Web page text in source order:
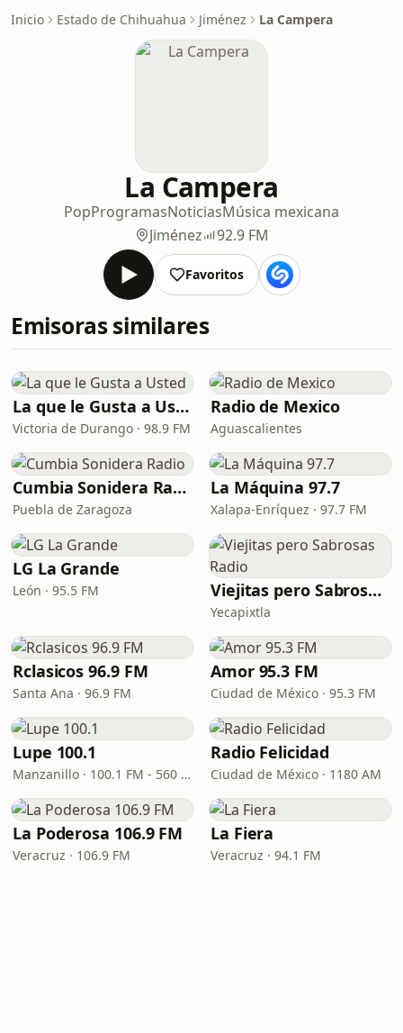
Inicio Estado de Chihuahua Jiménez La Campera
La Campera
PopProgramasNoticiasMúsica mexicana
Jiménez
92.9 FM
Favoritos
Emisoras similares
La que le Gusta a Usted
Victoria de Durango · 98.9 FM
Radio de Mexico
Aguascalientes
Cumbia Sonidera Radio
Puebla de Zaragoza
La Máquina 97.7
Xalapa-Enríquez · 97.7 FM
LG La Grande
León · 95.5 FM Viejitas pero Sabrosas Radio
Yecapixtla
Rclasicos 96.9 FM
Santa Ana · 96.9 FM
Amor 95.3 FM
Ciudad de México · 95.3 FM
Lupe 100.1
Manzanillo · 100.1 FM - 560 AM
Radio Felicidad
Ciudad de México · 1180 AM
La Poderosa 106.9 FM
Veracruz · 106.9 FM
La Fiera
Veracruz · 94.1 FM